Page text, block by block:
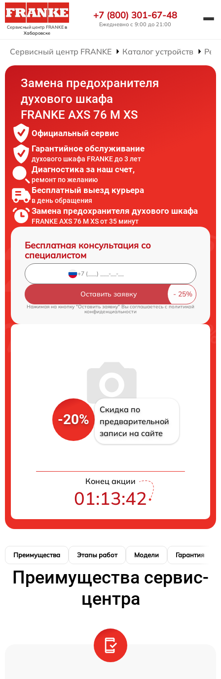
Сервисный центр FRANKEв
Хабаровске
+7 (800) 301-67-48
Ежедневно с 9:00 до 21:00
Сервисный центр FRANKE Каталог устройств
Замена предохранителя
духового шкафа
FRANKE AXS 76 M XS
Официальный сервис
Гарантийное обслуживание
духового шкафа FRANKE до 3 лет
Диагностика за наш счет,
ремонт по желанию
Бесплатный выезд курьера
в день обращения
Замена предохранителя духового шкафа
FRANKE AXS 76 M XS от 35 минут
Бесплатная консультация со
специалистом
Оставить заявку
Нажимая на кнопку "Оставить заявку" Вы соглашаетесь cполитикой
конфиденциальности
-20%
Скидка по
предварительной
записи на сайте
Конец акции
01:13:41
Преимущества Этапы работ Модели Гарантия
Преимущества сервис-
центра